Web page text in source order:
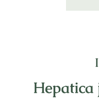
Hepatica